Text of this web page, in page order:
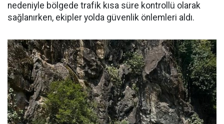
nedeniyle bölgede trafik kısa süre kontrollü olarak
sağlanırken, ekipler yolda güvenlik önlemleri aldı.